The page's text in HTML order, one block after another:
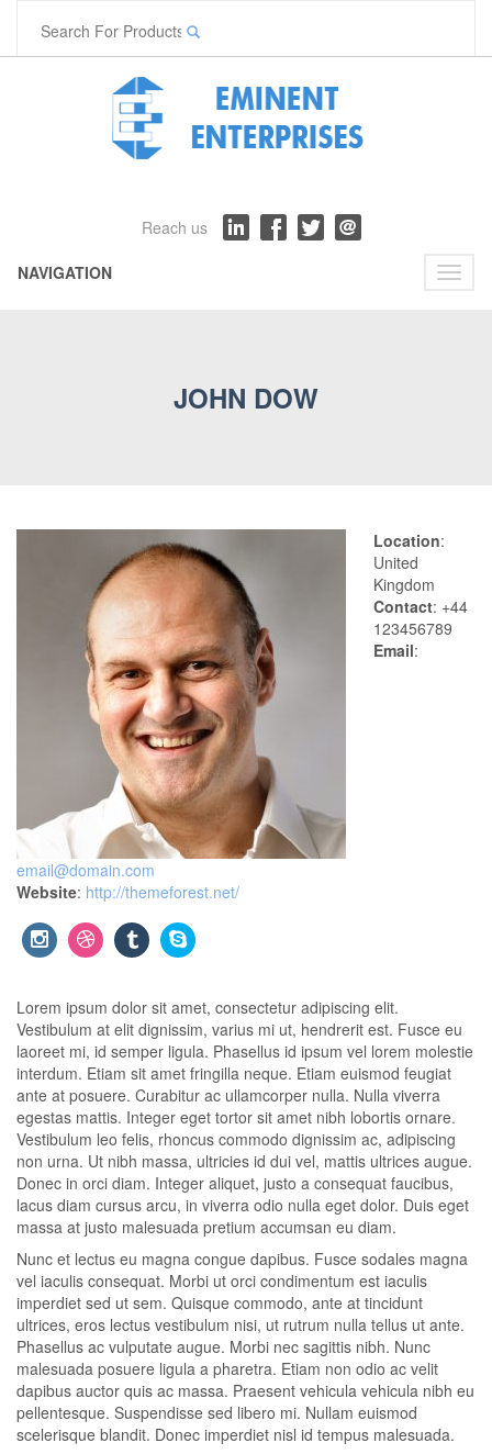
Reach us
NAVIGATION
JOHN DOW
Location:
United
Kingdom
Contact: +44
123456789
Email:
email@domain.com
Website: http://themeforest.net/
Lorem ipsum dolor sit amet, consectetur adipiscing elit.
Vestibulum at elit dignissim, varius mi ut, hendrerit est. Fusce eu
laoreet mi, id semper ligula. Phasellus id ipsum vel lorem molestie
interdum. Etiam sit amet fringilla neque. Etiam euismod feugiat
ante at posuere. Curabitur ac ullamcorper nulla. Nulla viverra
egestas mattis. Integer eget tortor sit amet nibh lobortis ornare.
Vestibulum leo felis, rhoncus commodo dignissim ac, adipiscing
non urna. Ut nibh massa, ultricies id dui vel, mattis ultrices augue.
Donec in orci diam. Integer aliquet, justo a consequat faucibus,
lacus diam cursus arcu, in viverra odio nulla eget dolor. Duis eget
massa at justo malesuada pretium accumsan eu diam.
Nunc et lectus eu magna congue dapibus. Fusce sodales magna
vel iaculis consequat. Morbi ut orci condimentum est iaculis
imperdiet sed ut sem. Quisque commodo, ante at tincidunt
ultrices, eros lectus vestibulum nisi, ut rutrum nulla tellus ut ante.
Phasellus ac vulputate augue. Morbi nec sagittis nibh. Nunc
malesuada posuere ligula a pharetra. Etiam non odio ac velit
dapibus auctor quis ac massa. Praesent vehicula vehicula nibh eu
pellentesque. Suspendisse sed libero mi. Nullam euismod
scelerisque blandit. Donec imperdiet nisl id tempus malesuada.